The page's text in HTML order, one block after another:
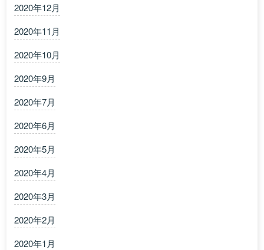
2020年12月
2020年11月
2020年10月
2020年9月
2020年7月
2020年6月
2020年5月
2020年4月
2020年3月
2020年2月
2020年1月